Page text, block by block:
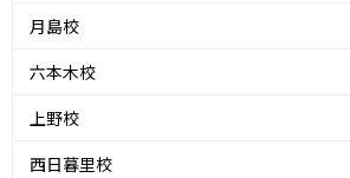
月島校
六本木校
上野校
西日暮里校